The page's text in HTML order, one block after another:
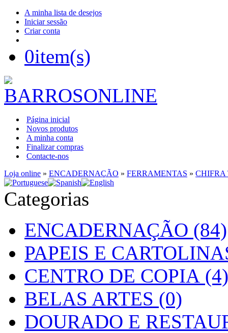
A minha lista de desejos
Iniciar sessão
Criar conta
0item(s)
Página inicial
Novos produtos
A minha conta
Finalizar compras
Contacte-nos
Loja online » ENCADERNAÇÃO » FERRAMENTAS » CHIFRA
Categorias
ENCADERNAÇÃO (84)
PAPEIS E
CENTRO DE COPIA (4)
BELAS ARTES (0)
DOURADO E